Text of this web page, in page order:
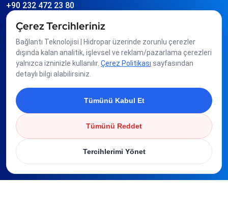
+90 232 472 23 80
info
Üyeliklerimiz
Çerez Tercihleriniz
Bağlantı Teknolojisi | Hidropar üzerinde zorunlu çerezler
dışında kalan analitik, işlevsel ve reklam/pazarlama çerezleri
yalnızca izninizle kullanılır. Çerez Politikası sayfasından
detaylı bilgi alabilirsiniz.
Tümünü Kabul Et
Tümünü Reddet
Tercihlerimi Yönet